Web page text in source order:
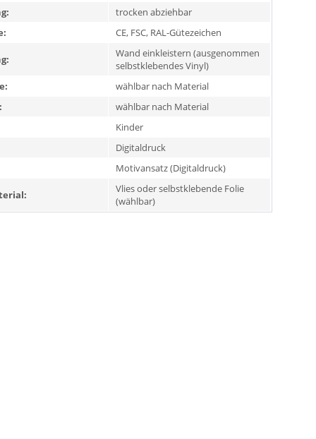
trocken abziehbar
CE, FSC, RAL-Gütezeichen
Wand einkleistern (ausgenommen
selbstklebendes Vinyl)
wählbar nach Material
wählbar nach Material
Kinder
Digitaldruck
Motivansatz (Digitaldruck)
Vlies oder selbstklebende Folie
(wählbar)